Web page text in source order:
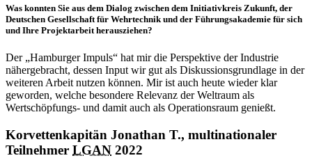
Was konnten Sie aus dem Dialog zwischen dem Initiativkreis Zukunft, der
Deutschen Gesellschaft für Wehrtechnik und der Führungsakademie für sich
und Ihre Projektarbeit herausziehen?
Der „Hamburger Impuls“ hat mir die Perspektive der Industrie
nähergebracht, dessen Input wir gut als Diskussionsgrundlage in der
weiteren Arbeit nutzen können. Mir ist auch heute wieder klar
geworden, welche besondere Relevanz der Weltraum als
Wertschöpfungs- und damit auch als Operationsraum genießt.
Korvettenkapitän Jonathan T., multinationaler
Teilnehmer LGAN 2022